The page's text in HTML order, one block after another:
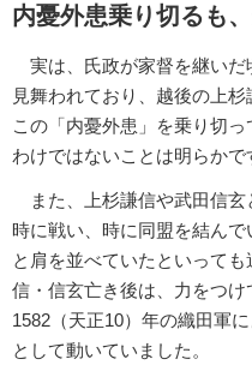
内憂外患乗り切るも
実は、氏政が家督を継いだ
見舞われており、越後の上杉
この「内憂外患」を乗り切
わけではないことは明らかで
また、上杉謙信や武田信玄
時に戦い、時に同盟を結ん
と肩を並べていたといって
信・信玄亡き後は、力をつけ
1582（天正10）年の織田軍
として動いていました。